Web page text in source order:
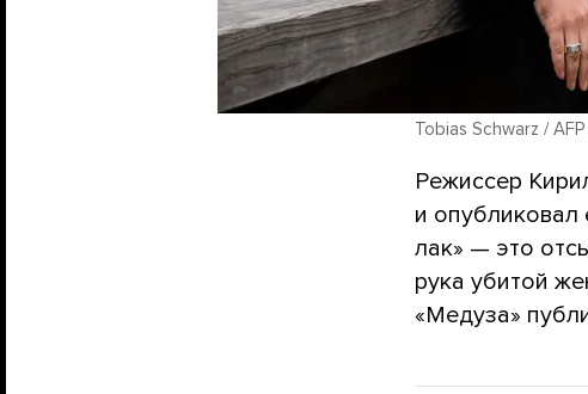
Tobias Schwarz /
Режиссер
и опубликовал
лак» — это
рука убитой
«Медуза»